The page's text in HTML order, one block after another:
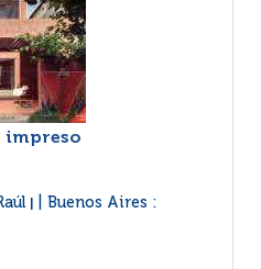
impreso
Buenos Aires :